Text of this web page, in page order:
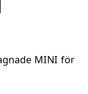
MINI för